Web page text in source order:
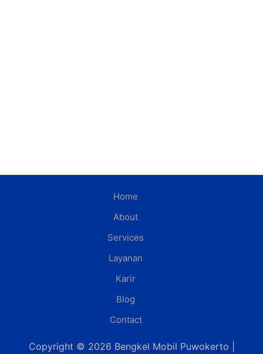
Home
About
Services
Layanan
Karir
Blog
Contact
Copyright © 2026 Bengkel Mobil Puwokerto |